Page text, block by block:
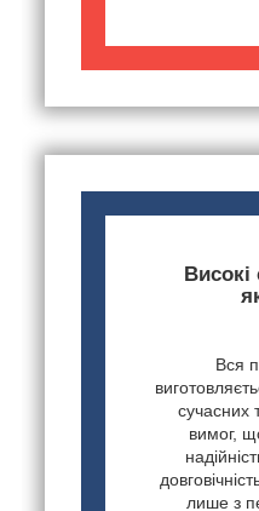
Високі
Вся
сучасних
вимог,
лише з